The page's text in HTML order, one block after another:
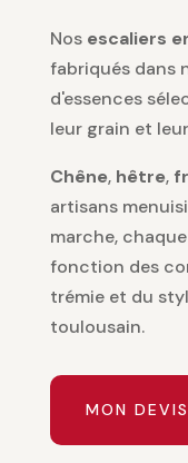
Nos escaliers
fabriqués dans
d'essences
leur grain et
Chêne, hêtre,
artisans
marche,
fonction des
trémie et du
toulousain.
MON